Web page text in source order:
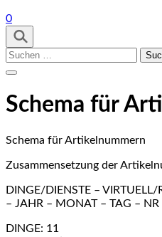
0
Suchen
Schema für
Schema für Artikelnummern
Zusammensetzung der
DINGE/DIENSTE –
– JAHR – MONAT – TAG – NR
DINGE: 11